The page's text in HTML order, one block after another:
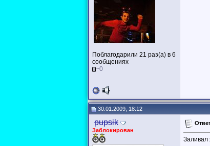
Поблагодарили 21 раз(а) в 6
сообщениях
~0
30.01.2009, 18:12
pupsik
Заблокирован
Заливал